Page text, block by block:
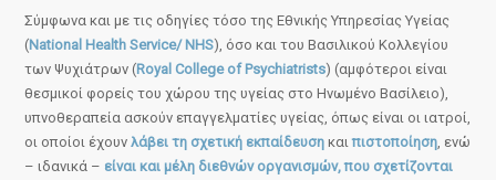
Σύμφωνα και με τις οδηγίες τόσο της Εθνικής Υπηρεσίας Υγείας
(National Health Service/ NHS), όσο και του Βασιλικού Κολλεγίου
των Ψυχιάτρων (Royal College of Psychiatrists) (αμφότεροι είναι
θεσμικοί φορείς του χώρου της υγείας στο Ηνωμένο Βασίλειο),
υπνοθεραπεία ασκούν επαγγελματίες υγείας, όπως είναι οι ιατροί,
οι οποίοι έχουν λάβει τη σχετική εκπαίδευση καιπιστοποίηση, ενώ
– ιδανικά – είναι και μέλη διεθνών οργανισμών, που σχετίζονται